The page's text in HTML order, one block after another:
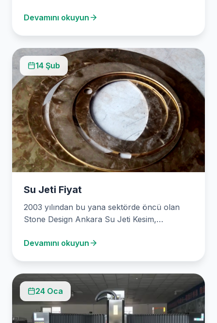
Devamını okuyun
14 Şub
Su Jeti Fiyat
2003 yılından bu yana sektörde öncü olan
Stone Design Ankara Su Jeti Kesim,
Devamını okuyun
24 Oca